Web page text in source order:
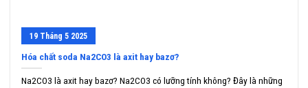
19 Tháng 5 2025
Hóa chất soda Na2CO3 là axit hay bazơ?
Na2CO3 là axit hay bazơ? Na2CO3 có lưỡng tính không? Đây là những